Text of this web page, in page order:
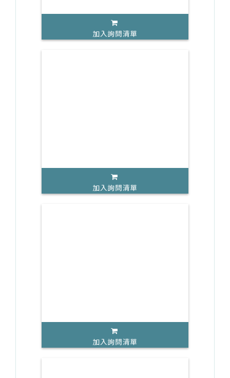
加入詢問清單
加入詢問清單
加入詢問清單